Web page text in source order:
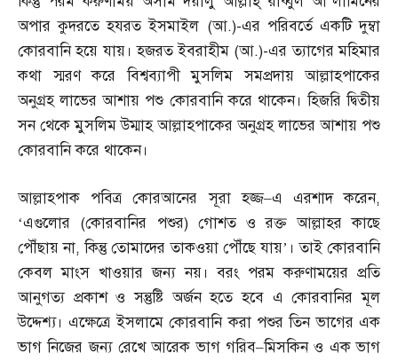
অপার কুদরতে হযরত ইসমাইল (আ.)-এর পরিবর্তে একটি দুম্বা
কোরবানি হয়ে যায়। হজরত ইবরাহীম (আ.)-এর ত্যাগের মহিমার
কথা স্মরণ করে বিশ্বব্যাপী মুসলিম সমপ্রদায় আল্লাহপাকের
অনুগ্রহ লাভের আশায় পশু কোরবানি করে থাকেন। হিজরি দ্বিতীয়
সন থেকে মুসলিম উম্মাহ আল্লাহপাকের অনুগ্রহ লাভের আশায় পশু
কোরবানি করে থাকেন।
আল্লাহপাক পবিত্র কোরআনের সূরা হজ্জ–এ এরশাদ করেন,
‘এগুলোর (কোরবানির পশুর) গোশত ও রক্ত আল্লাহর কাছে
পৌঁছায় না,কিন্তু তোমাদের তাকওয়া পৌঁছে যায়’। তাই কোরবানি
কেবল মাংস খাওয়ার জন্য নয়। বরং পরম করুণাময়ের প্রতি
আনুগত্য প্রকাশ ও সন্তুষ্টি অর্জন হতে হবে এ কোরবানির মূল
উদ্দেশ্য। এক্ষেত্রে ইসলামে কোরবানি করা পশুর তিন ভাগের এক
ভাগ নিজের জন্য রেখে আরেক ভাগ গরিব–মিসকিন ও এক ভাগ